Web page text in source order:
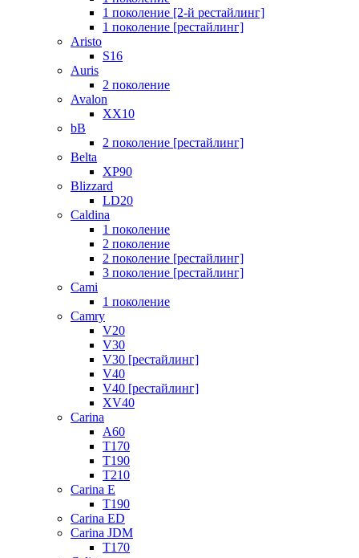
1 поколение [2-й рестайлинг]
1 поколение [рестайлинг]
Aristo
S16
Auris
2 поколение
Avalon
XX10
bB
2 поколение [рестайлинг]
Belta
XP90
Blizzard
LD20
Caldina
1 поколение
2 поколение
2 поколение [рестайлинг]
3 поколение [рестайлинг]
Cami
1 поколение
Camry
V20
V30
V30 [рестайлинг]
V40
V40 [рестайлинг]
XV40
Carina
A60
T170
T190
T210
Carina E
T190
Carina ED
Carina JDM
T170